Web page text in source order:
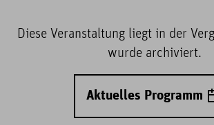
Diese Veranstaltung liegt in der
wurde archiviert.
Aktuelles Programm